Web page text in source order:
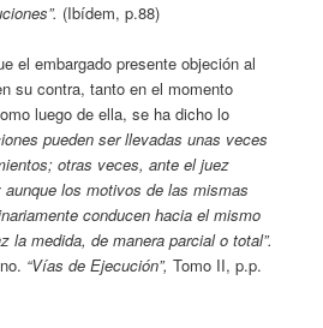
(Ibídem, p.88)
el embargado presente objeción al
su contra, tanto en el momento
luego de ella, se ha dicho lo
pueden ser llevadas unas veces
otras veces, ante el juez
aunque los motivos de las mismas
conducen hacia el mismo
la medida, de manera parcial o total”.
“Vías de Ejecución”, Tomo II, p.p.